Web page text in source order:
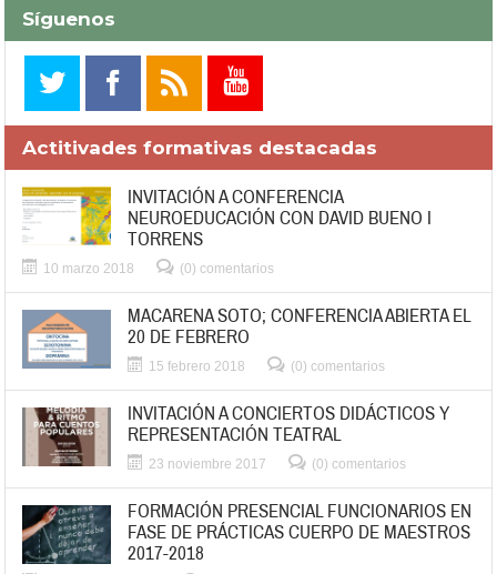
Síguenos
Actitivades formativas destacadas
INVITACIÓN A CONFERENCIA
NEUROEDUCACIÓN CON DAVID BUENO I
TORRENS
10 marzo 2018 (0) comentarios
MACARENA SOTO; CONFERENCIA ABIERTA EL
20 DE FEBRERO
15 febrero 2018 (0) comentarios
INVITACIÓN A CONCIERTOS DIDÁCTICOS Y
REPRESENTACIÓN TEATRAL
23 noviembre 2017 (0) comentarios
FORMACIÓN PRESENCIAL FUNCIONARIOS EN
FASE DE PRÁCTICAS CUERPO DE MAESTROS
2017-2018